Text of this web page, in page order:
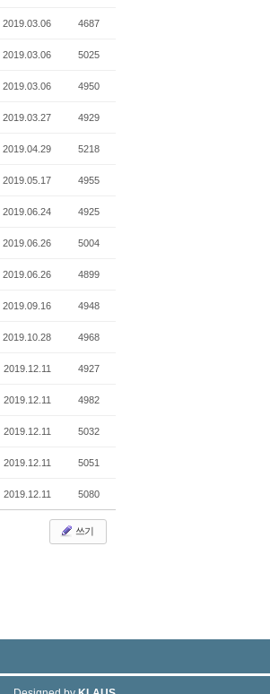
2019.03.06 4687
2019.03.06 5025
2019.03.06 4950
2019.03.27 4929
2019.04.29 5218
2019.05.17 4955
2019.06.24 4925
2019.06.26 5004
2019.06.26 4899
2019.09.16 4948
2019.10.28 4968
2019.12.11 4927
2019.12.11 4982
2019.12.11 5032
2019.12.11 5051
2019.12.11 5080
쓰기